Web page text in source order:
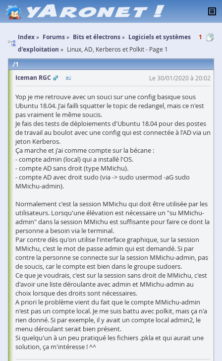
Index Forums Bits et électrons
Logiciels et systèmes
d'exploitation
Linux, AD, Kerberos et Polkit - Page 1
1
1
Iceman RGC
Le 30/01/2020 à 20:02
Yop je me retrouve avec un souci sur une config basique sous
Ubuntu 18.04. J'ai failli squatter le topic de redangel, mais ce n'est
pas vraiment le même soucis.
Je fais des tests de déploiements d'Ubuntu 18.04 pour des postes
de travail au boulot avec une config qui est connectée à l'AD via un
jeton Kerberos.
Ça marche et j'ai comme compte sur la bécane :
- compte admin (local) qui a installé l'OS.
- compte AD sans droit (type MMichu).
- compte AD avec droit sudo (via -> sudo usermod -aG sudo
MMichu-admin).
Normalement c'est la session MMichu qui doit être utilisée par les
utilisateurs. Lorsqu'une élévation est nécessaire un "su MMichu-
admin" dans la session MMichu est suffisante pour faire ce dont la
personne a besoin via le terminal.
Par contre dès qu'on utilise l'interface graphique, sur la session
MMichu, c'est le mot de passe admin qui est demandé. Si par
contre la personne se connecte sur la session MMichu-admin, pas
de soucis, car le compte est bien dans le groupe sudoers.
Ce que je voudrais, c'est sur la session sans droit de MMichu, c'est
d'avoir une liste déroulante avec admin et MMichu-admin au
choix lorsque des droits sont nécessaires.
A priori le problème vient du fait que le compte MMichu-admin
n'est pas un compte local. Je me suis battu avec polkit, mais ça n'a
rien donné. Si par exemple, il y avait un compte local admin2, le
menu déroulant serait bien présent.
Si quelqu'un à un peu pratiqué les fichiers .pkla et qui aurait une
solution, ça m'intéresse ! ^^